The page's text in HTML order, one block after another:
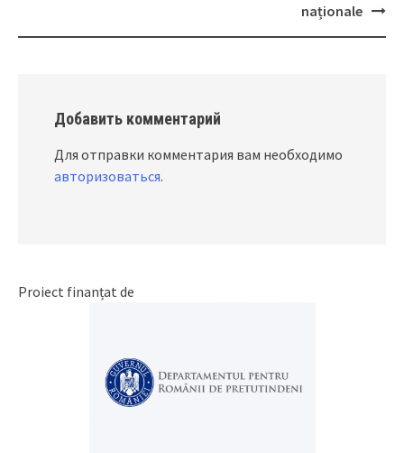
naționale
Добавить комментарий
Для отправки комментария вам необходимо
авторизоваться.
Proiect finanțat de